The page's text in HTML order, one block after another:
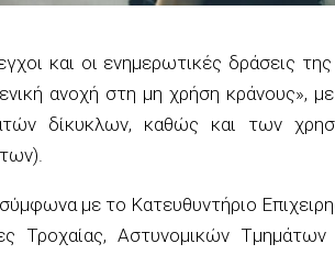
και οι ενημερωτικές δράσεις
ανοχή στη μη χρήση κράνους»,
δίκυκλων, καθώς και των
σύμφωνα με το Κατευθυντήριο
Τροχαίας,Αστυνομικών